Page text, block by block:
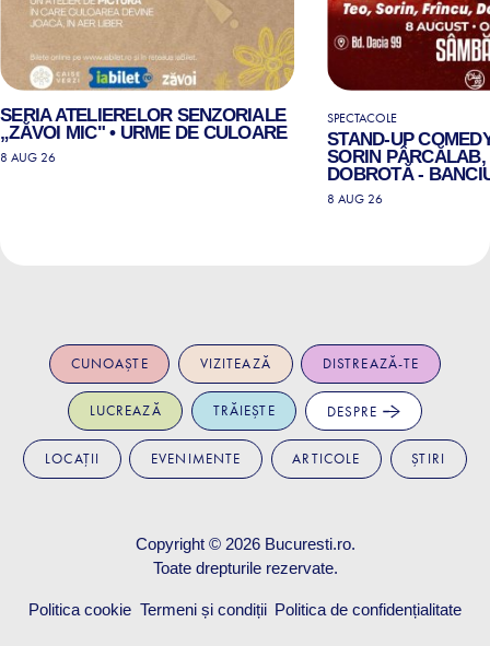
SERIA ATELIERELOR SENZORIALE
„ZĂVOI MIC" • URME DE CULOARE
8 AUG 26
SPECTACOLE
STAND-UP
SORIN PÂRCĂLAB,
DOBROTĂ -
8 AUG 26
CUNOAȘTE VIZITEAZĂ DISTREAZĂ-TE
LUCREAZĂ TRĂIEȘTE DESPRE
LOCAȚII EVENIMENTE ARTICOLE ȘTIRI
Copyright © 2026 Bucuresti.ro.
Toate drepturile rezervate.
Politica cookie Termeni și condiții Politica de confidențialitate